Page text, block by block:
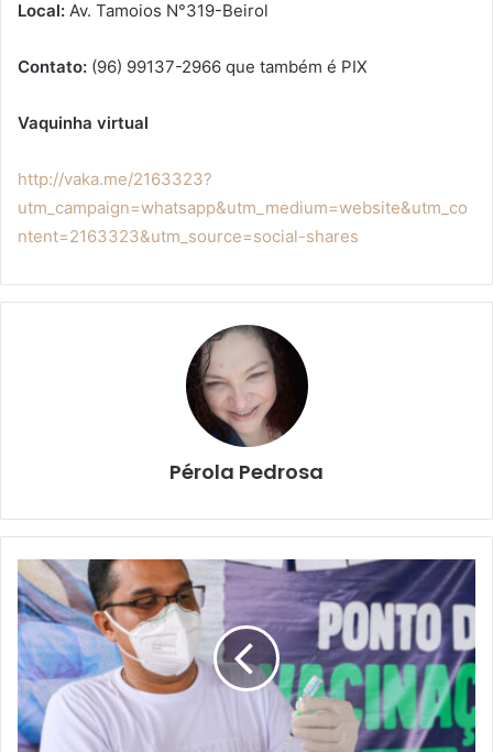
Local: Av. Tamoios N°319-Beirol
Contato: (96) 99137-2966 que também é PIX
Vaquinha virtual
http://vaka.me/2163323?
utm_campaign=whatsapp&utm_medium=website&utm_co
ntent=2163323&utm_source=social-shares
Pérola Pedrosa